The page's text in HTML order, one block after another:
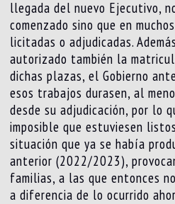
llegada del nuevo Ejecutivo,
comenzado sino que en
licitadas o adjudicadas.
autorizado también la
dichas plazas, el Gobierno
esos trabajos durasen, al
desde su adjudicación, por lo
imposible que estuviesen
situación que ya se había
anterior (2022/2023),
familias, a las que entonces
a diferencia de lo ocurrido